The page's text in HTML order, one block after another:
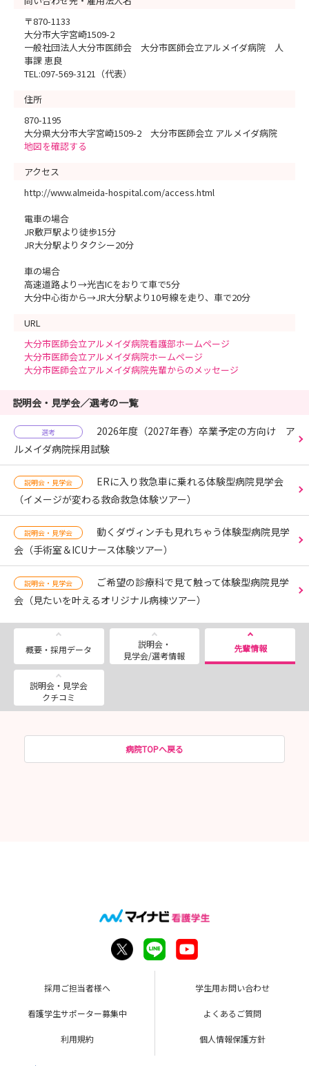
〒870-1133
大分市大字宮崎1509-2
一般社団法人大分市医師会 大分市医師会立アルメイダ病院 人
事課 恵良
TEL:097-569-3121（代表）
住所
870-1195
大分県大分市大字宮崎1509-2 大分市医師会立 アルメイダ病院
地図を確認する
アクセス
http://www.almeida-hospital.com/access.html
電車の場合
JR敷戸駅より徒歩15分
JR大分駅よりタクシー20分
車の場合
高速道路より→光吉ICをおりて車で5分
大分中心街から→JR大分駅より10号線を走り、車で20分
URL
大分市医師会立アルメイダ病院看護部ホームページ
大分市医師会立アルメイダ病院ホームページ
大分市医師会立アルメイダ病院先輩からのメッセージ
説明会・見学会／選考の一覧
選考
2026年度（2027年春）卒業予定の方向け ア
ルメイダ病院採用試験
説明会・見学会
ERに入り救急車に乗れる体験型病院見学会
（イメージが変わる救命救急体験ツアー）
説明会・見学会
動くダヴィンチも見れちゃう体験型病院見学
会（手術室＆ICUナース体験ツアー）
説明会・見学会
ご希望の診療科で見て触って体験型病院見学
会（見たいを叶えるオリジナル病棟ツアー）
概要・採用データ
説明会・
見学会/選考情報
先輩情報
説明会・見学会
クチコミ
病院TOPへ戻る
採用ご担当者様へ 学生用お問い合わせ
看護学生サポーター募集中 よくあるご質問
利用規約 個人情報保護方針